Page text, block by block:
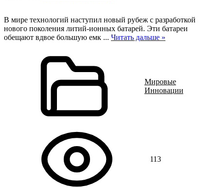
В мире технологий наступил новый рубеж с разработкой
нового поколения литий-ионных батарей. Эти батареи
обещают вдвое большую емк ... Читать дальше »
Мировые
Инновации
113